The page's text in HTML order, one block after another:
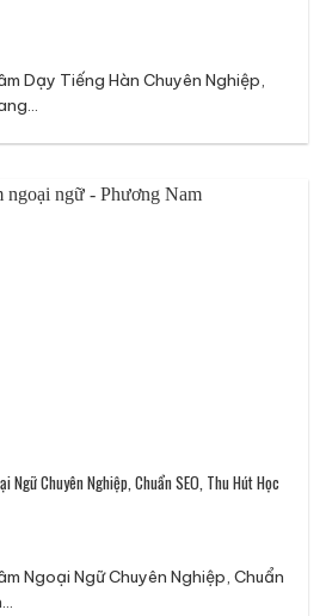
Dạy Tiếng Hàn Chuyên Nghiệp,
Ngữ Chuyên Nghiệp, Chuẩn SEO, Thu Hút Học
Ngoại Ngữ Chuyên Nghiệp, Chuẩn